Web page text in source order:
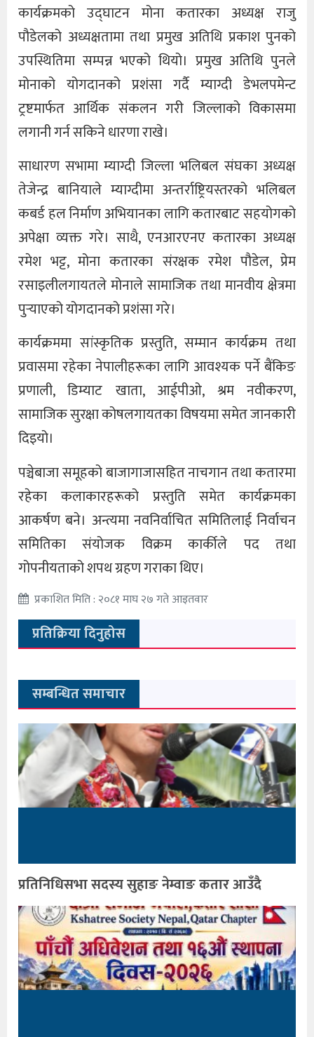
कार्यक्रमको उद्घाटन मोना कतारका अध्यक्ष राजु
पौडेलको अध्यक्षतामा तथा प्रमुख अतिथि प्रकाश पुनको
उपस्थितिमा सम्पन्न भएको थियो। प्रमुख अतिथि पुनले
मोनाको योगदानको प्रशंसा गर्दै म्याग्दी डेभलपमेन्ट
ट्रष्टमार्फत आर्थिक संकलन गरी जिल्लाको विकासमा
लगानी गर्न सकिने धारणा राखे।
साधारण सभामा म्याग्दी जिल्ला भलिबल संघका अध्यक्ष
तेजेन्द्र बानियाले म्याग्दीमा अन्तर्राष्ट्रियस्तरको भलिबल
कबर्ड हल निर्माण अभियानका लागि कतारबाट सहयोगको
अपेक्षा व्यक्त गरे। साथै, एनआरएनए कतारका अध्यक्ष
रमेश भट्ट, मोना कतारका संरक्षक रमेश पौडेल, प्रेम
रसाइलीलगायतले मोनाले सामाजिक तथा मानवीय क्षेत्रमा
पुर्‍याएको योगदानको प्रशंसा गरे।
कार्यक्रममा सांस्कृतिक प्रस्तुति, सम्मान कार्यक्रम तथा
प्रवासमा रहेका नेपालीहरूका लागि आवश्यक पर्ने बैंकिङ
प्रणाली, डिम्याट खाता, आईपीओ, श्रम नवीकरण,
सामाजिक सुरक्षा कोषलगायतका विषयमा समेत जानकारी
दिइयो।
पञ्चेबाजा समूहको बाजागाजासहित नाचगान तथा कतारमा
रहेका कलाकारहरूको प्रस्तुति समेत कार्यक्रमका
आकर्षण बने। अन्त्यमा नवनिर्वाचित समितिलाई निर्वाचन
समितिका संयोजक विक्रम कार्कीले पद तथा
गोपनीयताको शपथ ग्रहण गराका थिए।
प्रकाशित मिति : २०८१ माघ २७ गते आइतवार
प्रतिक्रिया दिनुहोस
सम्बन्धित समाचार
प्रतिनिधिसभा सदस्य सुहाङ नेम्वाङ कतार आउँदै